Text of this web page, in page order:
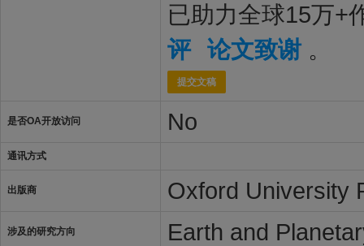
已助力全球15万+
评
论文致谢 。
提交文稿
是否OA开放访问 No
通讯方式
出版商 Oxford University
涉及的研究方向 Earth and